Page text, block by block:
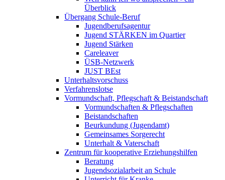
Überblick
Übergang Schule-Beruf
Jugendberufsagentur
Jugend STÄRKEN im Quartier
Jugend Stärken
Careleaver
ÜSB-Netzwerk
JUST BEst
Unterhaltsvorschuss
Verfahrenslotse
Vormundschaft, Pflegschaft & Beistandschaft
Vormundschaften & Pflegschaften
Beistandschaften
Beurkundung (Jugendamt)
Gemeinsames Sorgerecht
Unterhalt & Vaterschaft
Zentrum für kooperative Erziehungshilfen
Beratung
Jugendsozialarbeit an Schule